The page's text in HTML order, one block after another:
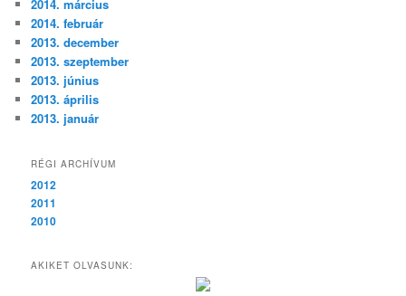
2014. március
2014. február
2013. december
2013. szeptember
2013. június
2013. április
2013. január
RÉGI ARCHÍVUM
2012
2011
2010
AKIKET OLVASUNK: